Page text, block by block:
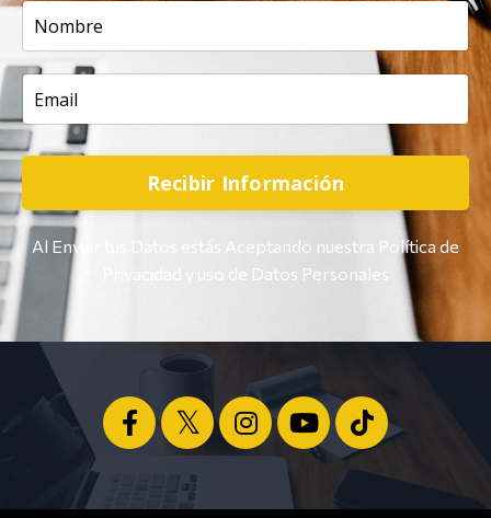
Recibir Información
Al Enviar tus Datos estás Aceptando nuestra Política de
Privacidad y uso de Datos Personales